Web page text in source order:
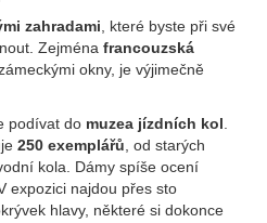
zahradami , které byste při své
Zejména francouzská
okny, je výjimečně
podívat do muzea jízdních kol
250 exemplářů , od starých
kola. Dámy spíše ocení
V expozici najdou přes sto
hlavy, některé si dokonce